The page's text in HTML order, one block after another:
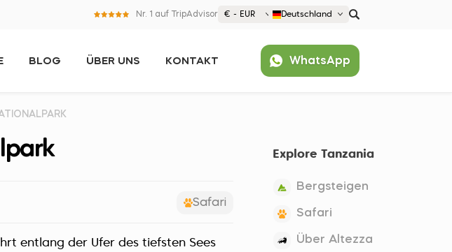
Nr. 1 auf TripAdvisor € - EUR Deutschland
España (Español)
BLOG ÜBER UNS KONTAKT WhatsApp
Safari
entlang der Ufer des tiefsten Sees
Explore Tanzania
Bergsteigen
Safari
Über Altezza